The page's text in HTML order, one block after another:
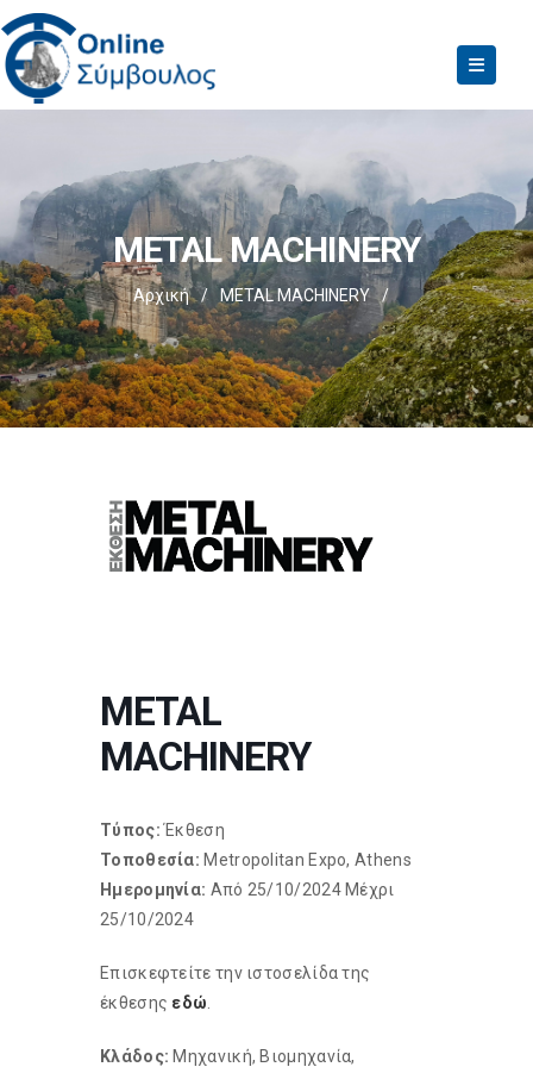
METAL MACHINERY
Αρχική / METAL MACHINERY /
METAL
MACHINERY
Τύπος:Έκθεση
Τοποθεσία: Metropolitan Expo, Athens
Ημερομηνία: Από 25/10/2024 Μέχρι
25/10/2024
Eπισκεφτείτε την ιστοσελίδα της
έκθεσης εδώ
Κλάδος: Μηχανική, Βιομηχανία,